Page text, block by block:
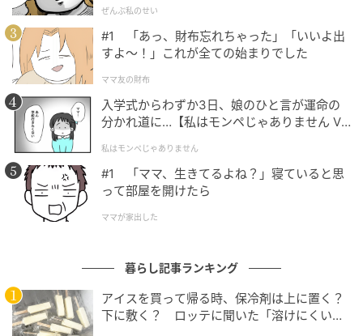
すこし続いたら、ご褒美があるとうれしいですよね。
最初のうちは続けるため、1週間ごとにご褒美がありま
した。
ぜんぶ私のせい
#1 「あっ、財布忘れちゃった」「いいよ出
すよ〜！」これが全ての始まりでした
ママ友の財布
入学式からわずか3日、娘のひと言が運命の
分かれ道に…【私はモンペじゃありません Vo
私はモンペじゃありません
#1 「ママ、生きてるよね？」寝ていると思
って部屋を開けたら
ママが家出した
暮らし記事ランキング
アイスを買って帰る時、保冷剤は上に置く？
下に敷く？ ロッテに聞いた「溶けにくい持